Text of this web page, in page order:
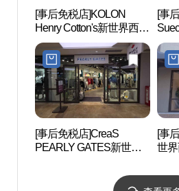
[事后免税店]KOLON
Henry Cotton's新世界西蒙
坡州名牌折扣购物中心
(헨리코튼 신세계사이먼
프리미엄아울렛 파주점)
[事
西
心(
이
주점
[事后免税店]CreaS
PEARLY GATES新世界
心(파리게이츠 신세계사
이먼프리미엄아울렛 파
[事
世
계사
파주